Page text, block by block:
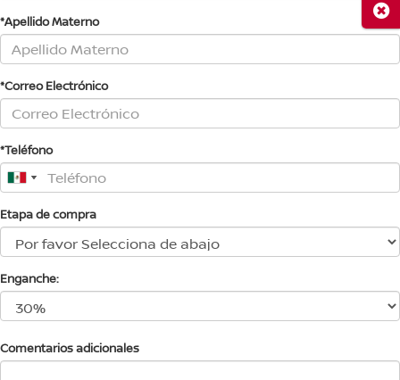
*Apellido Materno
*Correo Electrónico
*Teléfono
Etapa de compra
Enganche:
Comentarios adicionales